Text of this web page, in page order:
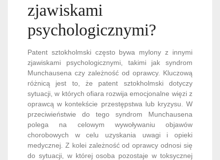
zjawiskami
psychologicznymi?
Patent sztokholmski często bywa mylony z innymi
zjawiskami psychologicznymi, takimi jak syndrom
Munchausena czy zależność od oprawcy. Kluczową
różnicą jest to, że patent sztokholmski dotyczy
sytuacji, w których ofiara rozwija emocjonalne więzi z
oprawcą w kontekście przestępstwa lub kryzysu. W
przeciwieństwie do tego syndrom Munchausena
polega na celowym wywoływaniu objawów
chorobowych w celu uzyskania uwagi i opieki
medycznej. Z kolei zależność od oprawcy odnosi się
do sytuacji, w której osoba pozostaje w toksycznej